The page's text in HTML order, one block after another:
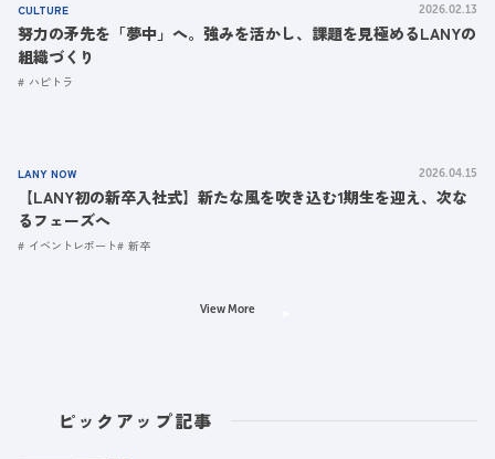
CULTURE 2026.02.13
努力の矛先を「夢中」へ。強みを活かし、課題を見極めるLANYの
組織づくり
ハピトラ
LANY NOW 2026.04.15
【LANY初の新卒入社式】新たな風を吹き込む1期生を迎え、次な
るフェーズへ
イベントレポート 新卒
View More
ピックアップ記事